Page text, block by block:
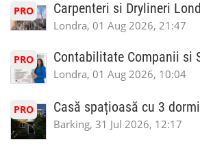
PRO Carpenteri si Drylineri
Londra, 01 Aug 2026, 21:47
PRO Contabilitate Companii si
Londra, 01 Aug 2026, 10:04
PRO Casă spațioasă cu 3
Barking, 31 Jul 2026, 12:17